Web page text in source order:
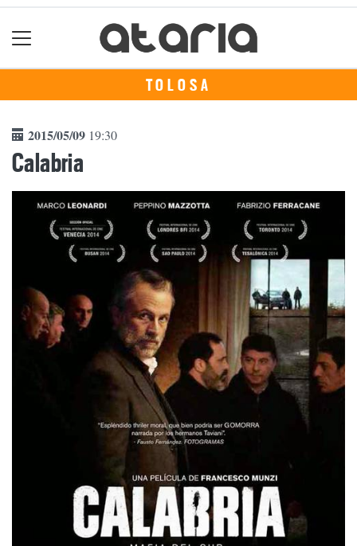
TOLOSA
2015/05/09 19:30
Calabria